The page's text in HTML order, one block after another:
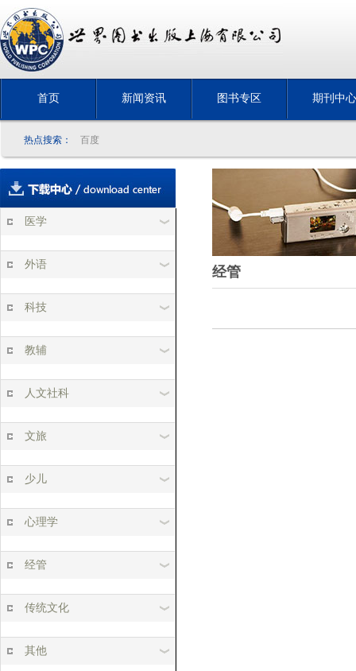
首页 新闻资讯 图书专区 期刊中心
热点搜索： 百度
医学
外语
科技
教辅
人文社科
文旅
少儿
心理学
经管
传统文化
其他
经管